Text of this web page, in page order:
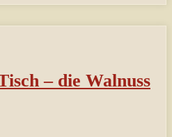
– die Walnuss